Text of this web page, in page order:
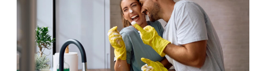
RPA e hiperautomatización
AI Day